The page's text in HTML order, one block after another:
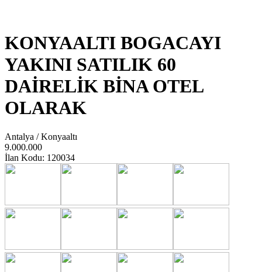
KONYAALTI BOGACAYI
YAKINI SATILIK 60
DAİRELİK BİNA OTEL
OLARAK
Antalya / Konyaaltı
9.000.000
İlan Kodu: 120034